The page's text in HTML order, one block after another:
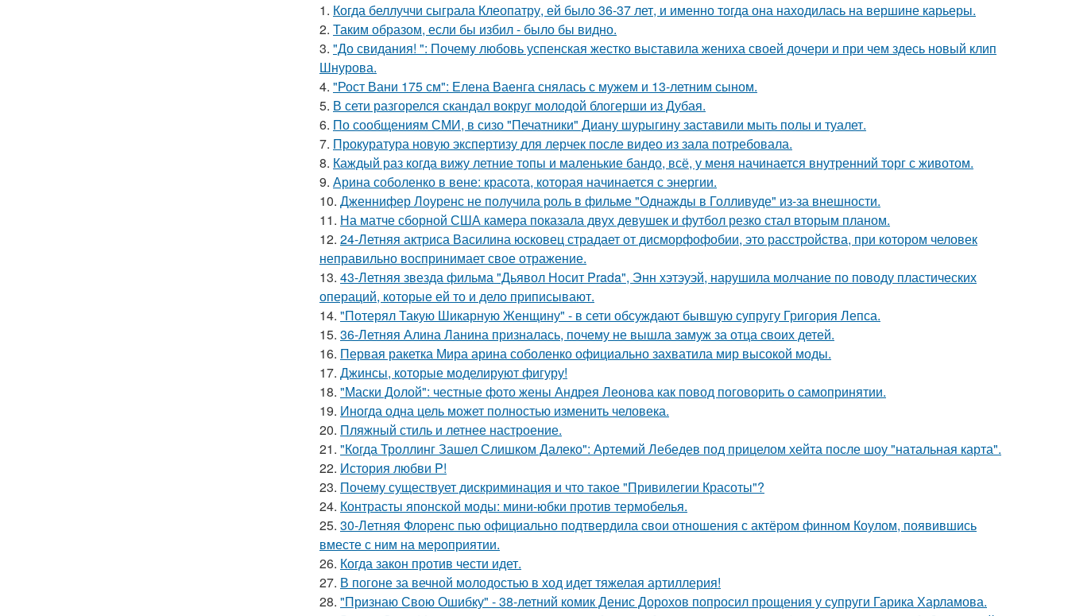
1. Когда беллуччи сыграла Клеопатру, ей было 36-37 лет, и именно тогда она находилась на вершине карьеры.
2. Таким образом, если бы избил - было бы видно.
3. "До свидания! ": Почему любовь успенская жестко выставила жениха своей дочери и при чем здесь новый клип
Шнурова.
4. "Рост Вани 175 см": Елена Ваенга снялась с мужем и 13-летним сыном.
5. В сети разгорелся скандал вокруг молодой блогерши из Дубая.
6. По сообщениям СМИ, в сизо "Печатники" Диану шурыгину заставили мыть полы и туалет.
7. Прокуратура новую экспертизу для лерчек после видео из зала потребовала.
8. Каждый раз когда вижу летние топы и маленькие бандо, всё, у меня начинается внутренний торг с животом.
9. Арина соболенко в вене: красота, которая начинается с энергии.
10. Дженнифер Лоуренс не получила роль в фильме "Однажды в Голливуде" из-за внешности.
11. На матче сборной США камера показала двух девушек и футбол резко стал вторым планом.
12. 24-Летняя актриса Василина юсковец страдает от дисморфофобии, это расстройства, при котором человек
неправильно воспринимает свое отражение.
13. 43-Летняя звезда фильма "Дьявол Носит Prada", Энн хэтэуэй, нарушила молчание по поводу пластических
операций, которые ей то и дело приписывают.
14. "Потерял Такую Шикарную Женщину" - в сети обсуждают бывшую супругу Григория Лепса.
15. 36-Летняя Алина Ланина призналась, почему не вышла замуж за отца своих детей.
16. Первая ракетка Мира арина соболенко официально захватила мир высокой моды.
17. Джинсы, которые моделируют фигуру!
18. "Маски Долой": честные фото жены Андрея Леонова как повод поговорить о самопринятии.
19. Иногда одна цель может полностью изменить человека.
20. Пляжный стиль и летнее настроение.
21. "Когда Троллинг Зашел Слишком Далеко": Артемий Лебедев под прицелом хейта после шоу "натальная карта".
22. История любви P!
23. Почему существует дискриминация и что такое "Привилегии Красоты"?
24. Контрасты японской моды: мини-юбки против термобелья.
25. 30-Летняя Флоренс пью официально подтвердила свои отношения с актёром финном Коулом, появившись
вместе с ним на мероприятии.
26. Когда закон против чести идет.
27. В погоне за вечной молодостью в ход идет тяжелая артиллерия!
28. "Признаю Свою Ошибку" - 38-летний комик Денис Дорохов попросил прощения у супруги Гарика Харламова.